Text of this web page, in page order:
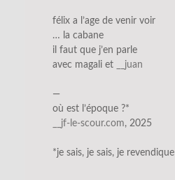
félix a l’age de venir voir
… la cabane
il faut que j’en parle
avec magali et
__juan
—
où est l’époque ?*
__jf-le-scour.com, 2025
*je sais, je sais, je revendique